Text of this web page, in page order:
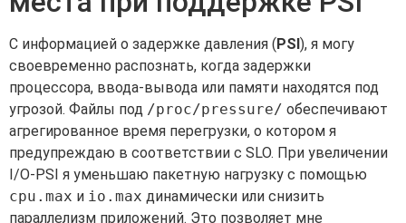
С информацией о задержке давления (PSI), я могу
своевременно распознать, когда задержки
процессора, ввода-вывода или памяти находятся под
угрозой. Файлы под /proc/pressure/ обеспечивают
агрегированное время перегрузки, о котором я
предупреждаю в соответствии с SLO. При увеличении
I/O-PSI я уменьшаю пакетную нагрузку с помощью
cpu.max и io.max динамически или снизить
параллелизм приложений. Это позволяет мне